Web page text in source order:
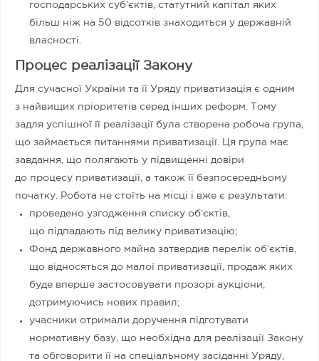
господарських суб’єктів, статутний капітал яких
більш ніж на 50 відсотків знаходиться у державній
власності.
Процес реалізації Закону
Для сучасної України та її Уряду приватизація є одним
з найвищих пріоритетів серед інших реформ. Тому
задля успішної її реалізації була створена робоча група,
що займається питаннями приватизації. Ця група має
завдання, що полягають у підвищенні довіри
до процесу приватизації, а також її безпосередньому
початку. Робота не стоїть на місці і вже є результати:
проведено узгодження списку об’єктів,
що підпадають під велику приватизацію;
Фонд державного майна затвердив перелік об’єктів,
що відносяться до малої приватизації, продаж яких
буде вперше застосовувати прозорі аукціони,
дотримуючись нових правил;
учасники отримали доручення підготувати
нормативну базу, що необхідна для реалізації Закону
та обговорити її на спеціальному засіданні Уряду,